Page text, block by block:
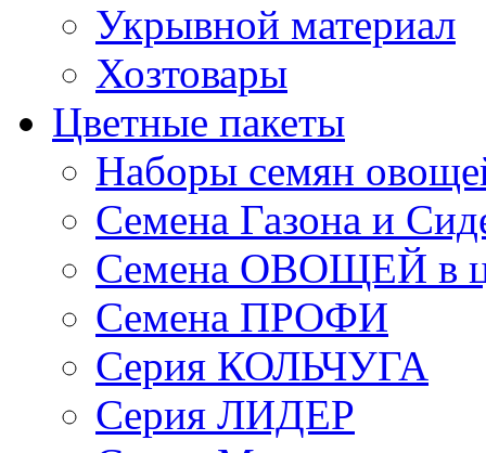
Укрывной материал
Хозтовары
Цветные пакеты
Наборы семян
Семена Газона и
Семена ОВОЩЕЙ в
Семена ПРОФИ
Серия КОЛЬЧУГА
Серия ЛИДЕР